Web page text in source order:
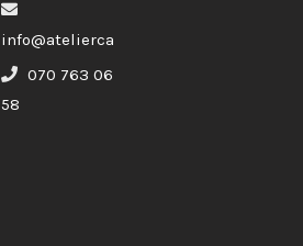
info@ateliercampco.com
070 763 06
58